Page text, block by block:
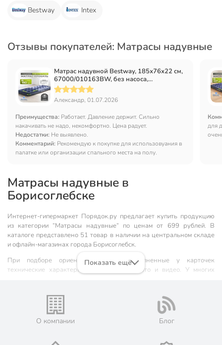
Bestway Intex
Отзывы покупателей: Матрасы надувные
Матрас надувной Bestway, 185х76х22 см,
67000/010163BW, без насоса,
флокированный, ортопедический, 150 кг
Александр, 01.07.2026
Преимущества: Работает. Давление держит. Сильно
накачивать не надо, некомфортно. Цена радует.
Недостатки: Не выявлено.
Комментарий: Рекомендую к покупке для использовуания в
палатке или организации спального места на полу.
для
Матрасы надувные в
Борисоглебске
Интернет-гипермаркет Порядок.ру предлагает купить продукцию
из категории “Матрасы надувные“ по ценам от 699 рублей. В
каталоге представлено 51 товар в наличии на центральном складе
и офлайн-магазинах города Борисоглебск.
При подборе ориентируйтесь на заполненные у карточек
технические характеристики, описания, фото и видео. У многих
Наши преимущества:
🎁 Бонусная система. Максимальный кэшбэк до 429 бонусных
рублей, 1 бонусный балл = 1 рубль.
Показать ещё
О компании Блог